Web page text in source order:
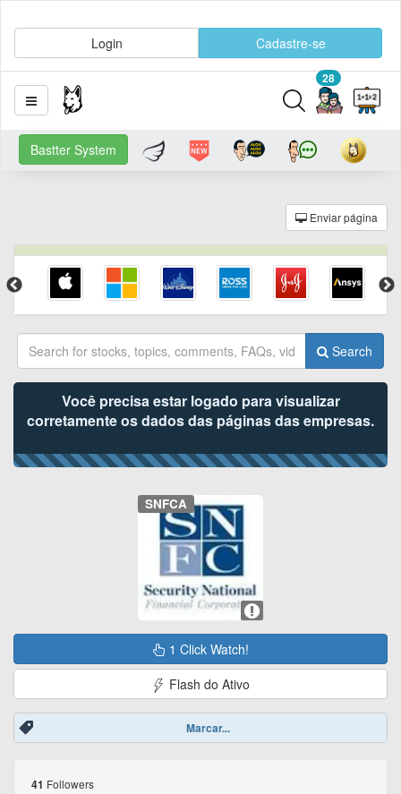
Login Cadastre-se
28
Bastter System
Enviar página
Search
Você precisa estar logado para visualizar
corretamente os dados das páginas das empresas.
SNFCA
1 Click Watch!
Flash do Ativo
Marcar...
41 Followers